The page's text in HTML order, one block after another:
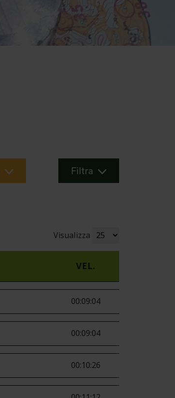
Filtra
Visualizza
VEL.
00:09:04
00:09:04
00:10:26